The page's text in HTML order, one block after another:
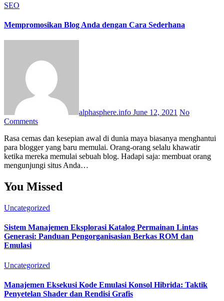
SEO
Mempromosikan Blog Anda dengan Cara Sederhana
alphasphere.info June 12, 2021 No
Comments
Rasa cemas dan kesepian awal di dunia maya biasanya menghantui
para blogger yang baru memulai. Orang-orang selalu khawatir
ketika mereka memulai sebuah blog. Hadapi saja: membuat orang
mengunjungi situs Anda…
You Missed
Uncategorized
Sistem Manajemen Eksplorasi Katalog Permainan Lintas
Generasi: Panduan Pengorganisasian Berkas ROM dan
Emulasi
Uncategorized
Manajemen Eksekusi Kode Emulasi Konsol Hibrida: Taktik
Penyetelan Shader dan Rendisi Grafis